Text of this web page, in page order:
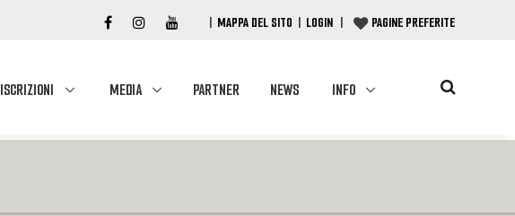
| MAPPA DEL SITO | LOGIN | PAGINE PREFERITE
ISCRIZIONI MEDIA PARTNER NEWS INFO